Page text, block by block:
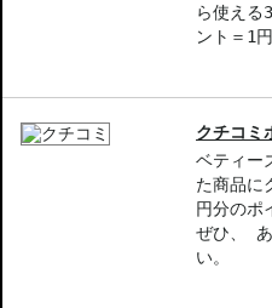
◇こちらの商品は代引きでの発
いただいた場合は、コンビニ後
ビニ後払いには、決済代行会社
承ください。
◇こちらの商品は、ヤマト運輸、
をさせて頂きます。配送便のご
◇お届け日・お時間帯指定は承っ
◇配送伝票の依頼主名、納品書に
ら使える
ント＝1
クチコミ
ベティー
た商品に
円分のポ
ぜひ、
い。